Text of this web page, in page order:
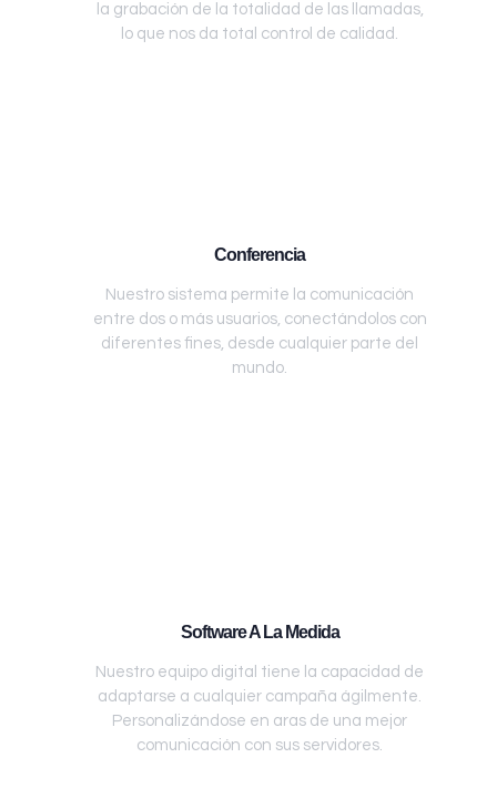
la grabación de la totalidad de las llamadas,
lo que nos da total control de calidad.
Conferencia
Nuestro sistema permite la comunicación
entre dos o más usuarios, conectándolos con
diferentes fines, desde cualquier parte del
mundo.
Software A La Medida
Nuestro equipo digital tiene la capacidad de
adaptarse a cualquier campaña ágilmente.
Personalizándose en aras de una mejor
comunicación con sus servidores.